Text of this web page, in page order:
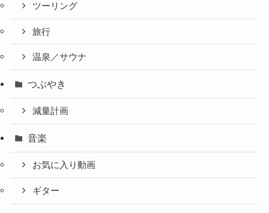
ツーリング
旅行
温泉／サウナ
つぶやき
減量計画
音楽
お気に入り動画
ギター